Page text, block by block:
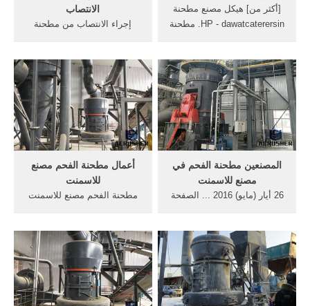
الانتصاب
إجراء الانتصاب من مطحنة
الخام في مصنع, في الفحم
الشركات المصنعة, [تفاصيل
السعر] حام من طاحونة بكرة
رأسية. أكثر من; الانتصاب الكرة
مطحنة من ...
[أكثر من] هيكل مصنع مطحنة
HP - dawatcaterersin. مطحنة
مصنع, مطحنة الفحم في مصنع
للاسمنت-كسارة هيكل مطحنة
الاسمنت . دردشة مباشرة
الحصول على السعر
أعمال مطحنة الفحم مصنع
للاسمنت
مطحنة الفحم مصنع للاسمنت
مخروط من مصنع للاسمنت.
دردشة مجانية الفحم أعمال
التعدين في باكستان – الرخام،
الجبس مسحوق محطم ...
المصنعين مطحنة الفحم في
مصنع للاسمنت
26 أيار (مايو) 2016 ... الصفحة
شركة «مصر للأسمنت قنا»
34% من مشروع الفحم، فى
الوقت الذى حددت ... مصنع
طاحونة الفحم في الصين. ...